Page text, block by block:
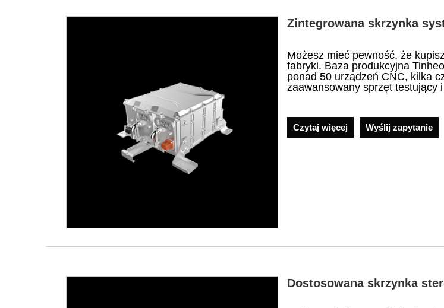
Zintegrowana skrzynka
Możesz mieć pewność, że
fabryki. Baza produkcyjna
ponad 50 urządzeń CNC, kilka
zaawansowany sprzęt testujący
Czytaj więcej Wyślij zapytanie
Dostosowana skrzynka